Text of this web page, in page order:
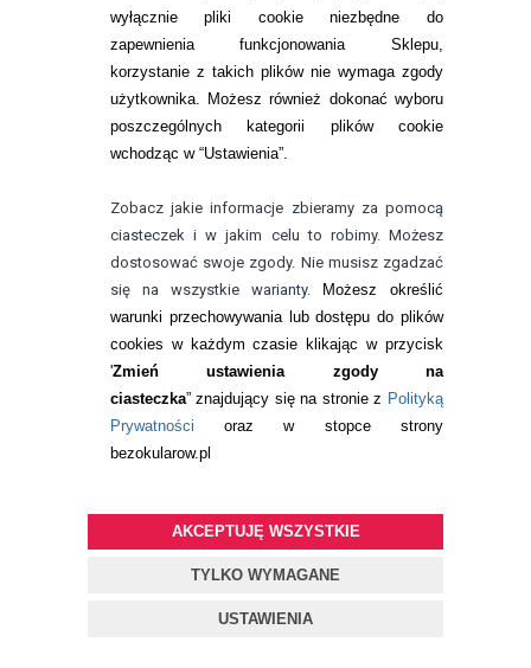
wyłącznie pliki cookie niezbędne do
zapewnienia funkcjonowania Sklepu,
korzystanie z takich plików nie wymaga zgody
użytkownika. Możesz również dokonać wyboru
poszczególnych kategorii plików cookie
wchodząc w “Ustawienia”.
Zobacz jakie informacje zbieramy za pomocą
ciasteczek i w jakim celu to robimy. Możesz
dostosować swoje zgody. Nie musisz zgadzać
się na wszystkie warianty.
Możesz określić
warunki przechowywania lub dostępu do plików
cookies w każdym czasie klikając w przycisk
'Zmień ustawienia zgody na
ciasteczka” znajdujący się na stronie z Polityką
Prywatności oraz w stopce strony
bezokularow.pl
AKCEPTUJĘ WSZYSTKIE
TYLKO WYMAGANE
USTAWIENIA
O AUTORZE
optometrysta
Monika Kyciak
Absolwentka
Politechniki
kierunku
Optometria oraz
wielu kursów branżowych. Specjalizuje
się w badaniu refrakcji wzroku oraz
kontaktologii, czyli dobieraniu
soczewek kontaktowych miękkich. Od
ponad 10 lat pracuje w branży
związanej z korekcją wzroku jako
optometrysta pracujący w gabinecie.
Pomaga pacjentom przeprowadzając
badania wad refrakcji, dobierając
zobacz:więcej wpisów autora
OPINIE KLIENTÓW zobacz:wszystkie opinie
Twoja opinia może być pierwsza.
Pokazuje 0-0 z 0 opinii
DODAJ OPINIĘ